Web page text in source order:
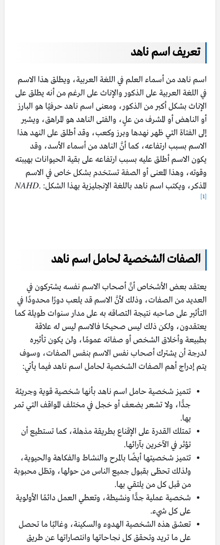
تعريف اسم ناهد
اسم ناهد من أسماء العلم في اللغة العربية، ويطلق هذا الاسم
في اللغة العربية على الذكور والإناث على الرغم من أنه يطلق على
الإناث بشكل أكبر من الذكور، ومعنى اسم ناهد حرفيًا هو البارز
أو الناهض أو المشرف من علٍ، والفتى الناهد هو المراهق، ويشير
إلى الفتاة التي ظهر نهدها وبرز وكعب، وقد أطلق على النهد هذا
الاسم بسبب ارتفاعه، كما أنَّ الناهد من أسماء الأسد، وقد
يكون الاسم أطلق عليه بسبب ارتفاعه على بقية الحيوانات بهيبته
وقوته، وهذا المعنى أو الصفة تستخدم بشكل خاص في الاسم
المذكر، ويكتب اسم ناهد باللغة الإنجليزية بهذا الشكل: 𝑁𝐴𝐻𝐷.
[1]
الصفات الشخصية لحامل اسم ناهد
يعتقد بعض الأشخاص أنَّ أصحاب الاسم نفسه يشتركون في
العديد من الصفات، وذلك لأنَّ الاسم قد يلعب دورًا محدودًا في
التأثير على صاحبه نتيجة التصاقه به على مدار سنوات طويلة كما
يعتقدون، ولكن ذلك ليس صحيحًا فالاسم ليس له علاقة
بطبيعة وأخلاق الشخص أو صفاته عمومًا، ولن يكون تأثيره
لدرجة أن يشترك أصحاب نفس الاسم بنفس الصفات، وسوف
يتم إدراج أهم الصفات الشخصية لحامل اسم ناهد فيما يأتي:
تتميز شخصية حامل اسم ناهد بأنها شخصية قوية وجريئة
جدًّا، ولا تشعر بضعف أو خجل في مختلف المواقف التي تمر
بها.
تمتلك القدرة على الإقناع بطريقة مذهلة، كما تستطيع أن
تؤثر في الآخرين بآرائها.
تتميز شخصيتها أيضًا بالمرح والنشاط والفكاهة والحيوية،
ولذلك تحظى بقبول جميع الناس من حولها، وتظل محبوبة
من قبل كل من يلتقي بها.
شخصية عملية جدًّا ونشيطة، وتعطي العمل دائمًا الأولوية
على كل شيء.
تعشق هذه الشخصية الهدوء والسكينة، وغالبًا ما تحصل
على ما تريد وتحقق كل نجاحاتها وانتصاراتها عن طريق